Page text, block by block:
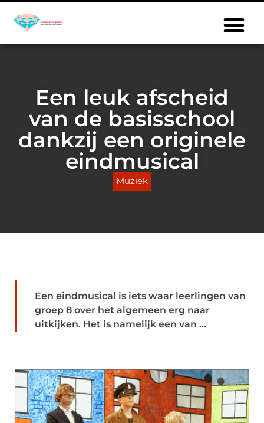
Een leuk afscheid
van de basisschool
dankzij een originele
eindmusical
Muziek
Een eindmusical is iets waar leerlingen van
groep 8 over het algemeen erg naar
uitkijken. Het is namelijk een van ...